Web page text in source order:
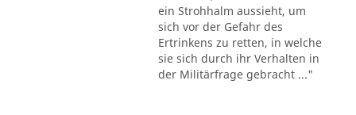
ein Strohhalm aussieht, um
sich vor der Gefahr des
Ertrinkens zu retten, in welche
sie sich durch ihr Verhalten in
der Militärfrage gebracht ..."